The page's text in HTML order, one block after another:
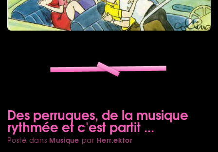
Des perruques, de la musique
rythmée et c'est partit ...
Posté dans Musique par Herr.ektor